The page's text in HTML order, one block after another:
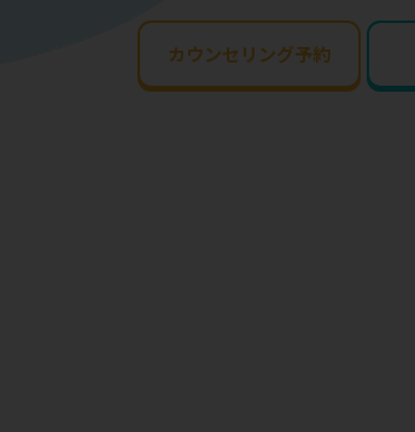
カウンセリング予約